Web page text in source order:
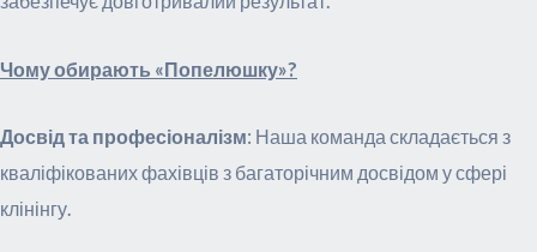
Чому обирають «Попелюшку»?
Досвід та професіоналізм: Наша команда складається з
кваліфікованих фахівців з багаторічним досвідом у сфері
клінінгу.